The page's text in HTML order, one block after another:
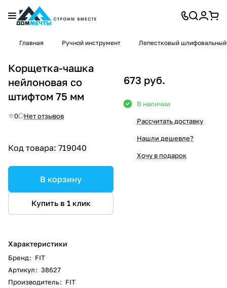
Главная Ручной инструмент Лепестковый шлифовальный
Корщетка-чашка
нейлоновая со
штифтом 75 мм
0 Нет отзывов
Код товара: 719040
В корзину
Купить в 1 клик
Характеристики
Бренд: FIT
Артикул: 38627
Производитель: FIT
673 руб.
В наличии
Рассчитать доставку
Нашли дешевле?
Хочу в подарок